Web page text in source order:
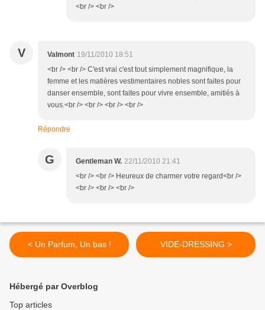
<br /> <br />
V Valmont 19/11/2010 18:51
<br /> <br /> C'est vrai c'est tout simplement magnifique, la
femme et les matières vestimentaires nobles sont faites pour
danser ensemble, sont faites pour vivre ensemble, amitiés à
vous.<br /> <br /> <br /> <br />
Répondre
G Gentleman W. 22/11/2010 21:41
<br /> <br /> Heureux de charmer votre regard<br />
<br /> <br /> <br />
< Un Parfum, Un bas ! VIDE-DRESSING >
Hébergé par Overblog
Top articles